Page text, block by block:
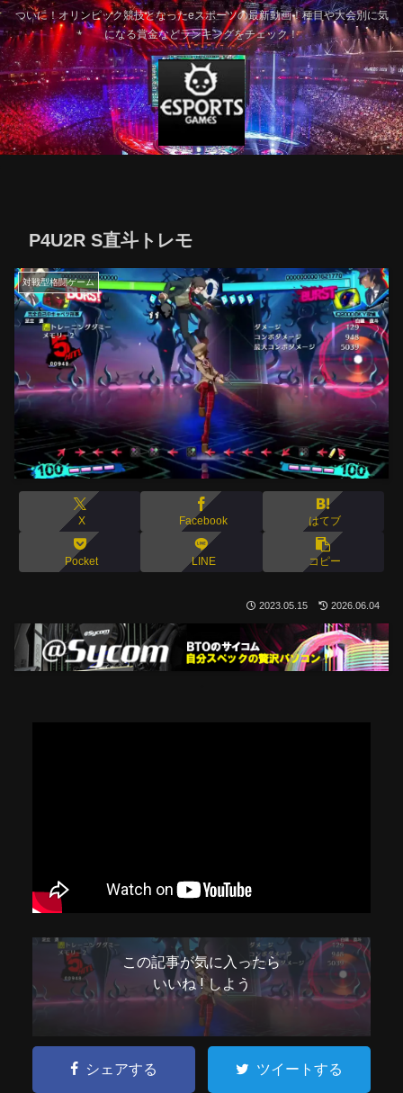
ついに！オリンピック競技となったeスポーツの最新動画！種目や大会別に気
になる賞金などランキングをチェック！
P4U2R S直斗トレモ
対戦型格闘ゲーム
X Facebook はてブ
Pocket LINE コピー
2023.05.15 2026.06.04
この記事が気に入ったら
いいね ! しよう
シェアする ツイートする